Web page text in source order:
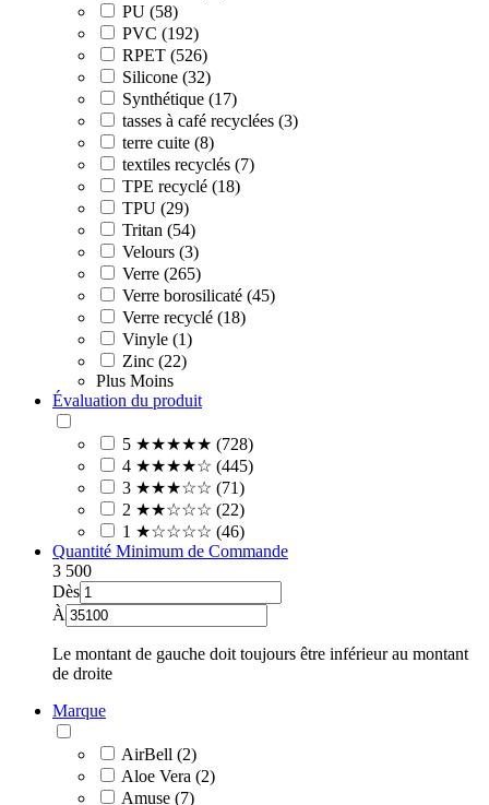
PU (58)
PVC (192)
RPET (526)
Silicone (32)
Synthétique (17)
tasses à café recyclées (3)
terre cuite (8)
textiles recyclés (7)
TPE recyclé (18)
TPU (29)
Tritan (54)
Velours (3)
Verre (265)
Verre borosilicaté (45)
Verre recyclé (18)
Vinyle (1)
Zinc (22)
Plus Moins
Évaluation du produit
5 ★★★★★ (728)
4 ★★★★☆ (445)
3 ★★★☆☆ (71)
2 ★★☆☆☆ (22)
1 ★☆☆☆☆ (46)
Quantité Minimum de Commande
3 500
Dès
À
Le montant de gauche doit toujours être inférieur au montant
de droite
Marque
AirBell (2)
Aloe Vera (2)
Amuse (7)